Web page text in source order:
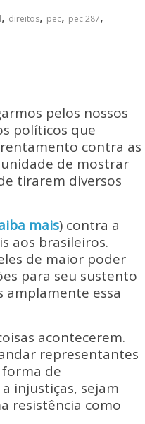
, direitos, pec, pec 287,
pelos nossos
políticos que
contra as
de mostrar
tirarem diversos
mais) contra a
aos brasileiros.
de maior poder
para seu sustento
amplamente essa
acontecerem.
representantes
de
injustiças, sejam
resistência como